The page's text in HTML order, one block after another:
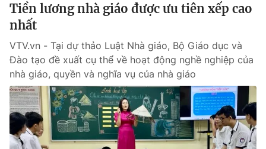
Tiền lương nhà giáo được ưu tiên xếp cao
nhất
VTV.vn - Tại dự thảo Luật Nhà giáo, Bộ Giáo dục và
Đào tạo đề xuất cụ thể về hoạt động nghề nghiệp của
nhà giáo, quyền và nghĩa vụ của nhà giáo